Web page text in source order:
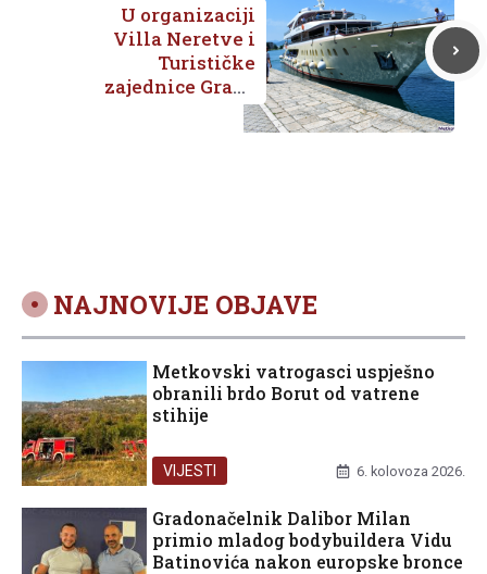
U organizaciji
Villa Neretve i
Turističke
zajednice Grada
Opuzena Cruzer
Queen Eleganza
NAJNOVIJE OBJAVE
Metkovski vatrogasci uspješno
obranili brdo Borut od vatrene
stihije
VIJESTI 6. kolovoza 2026.
Gradonačelnik Dalibor Milan
primio mladog bodybuildera Vidu
Batinovića nakon europske bronce